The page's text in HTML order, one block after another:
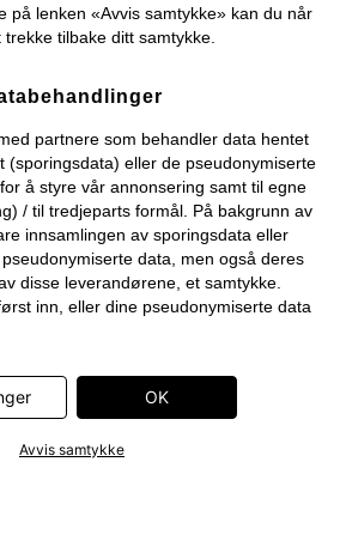
på lenken «Avvis samtykke» kan du når
trekke tilbake ditt samtykke.
partnere som behandler data hentet
(sporingsdata) eller de pseudonymiserte
å styre vår annonsering samt til egne
/ til tredjeparts formål. På bakgrunn av
innsamlingen av sporingsdata eller
data, men også deres
disse leverandørene, et samtykke.
inn, eller dine pseudonymiserte data
Flowbox AB, Google Ireland Ltd, Hurra
ID5 Technology Ltd, Meta Platforms
Snap Group Ltd, TikTok Information
OK
Avvis samtykke